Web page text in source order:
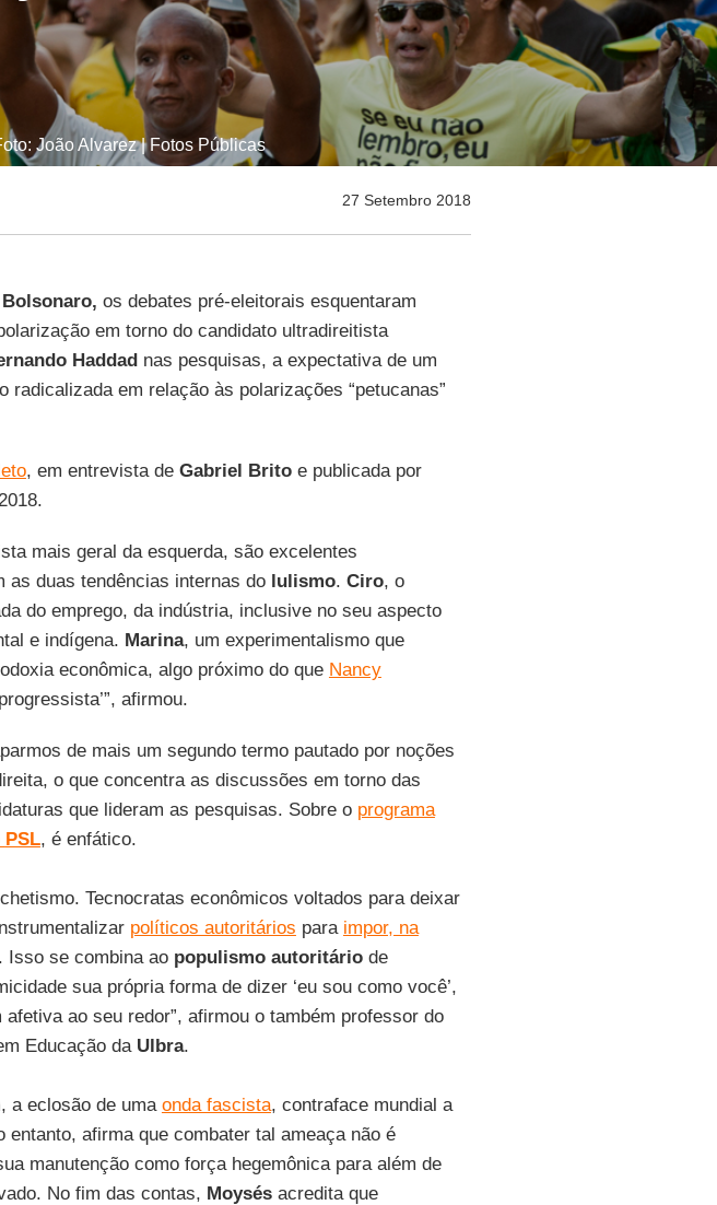
João Alvarez | Fotos Públicas
27 Setembro 2018
Bolsonaro, os debates pré-eleitorais esquentaram
em torno do candidato ultradireitista
Haddadnas pesquisas, a expectativa de um
radicalizada em relação às polarizações “petucanas”
, em entrevista de Gabriel Britoe publicada por
mais geral da esquerda, são excelentes
as duas tendências internas do lulismo. Ciro, o
do emprego, da indústria, inclusive no seu aspecto
e indígena. Marina, um experimentalismo que
econômica, algo próximo do que Nancy
afirmou.
de mais um segundo termo pautado por noções
o que concentra as discussões em torno das
que lideram as pesquisas. Sobre o programa
PSL, é enfático.
Tecnocratas econômicos voltados para deixar
políticos autoritários para impor, na
Isso se combina ao populismo autoritáriode
sua própria forma de dizer ‘eu sou como você’,
ao seu redor”, afirmou o também professor do
Educação da Ulbra.
a eclosão de uma onda fascista, contraface mundial a
entanto, afirma que combater tal ameaça não é
manutenção como força hegemônica para além de
No fim das contas, Moysésacredita que